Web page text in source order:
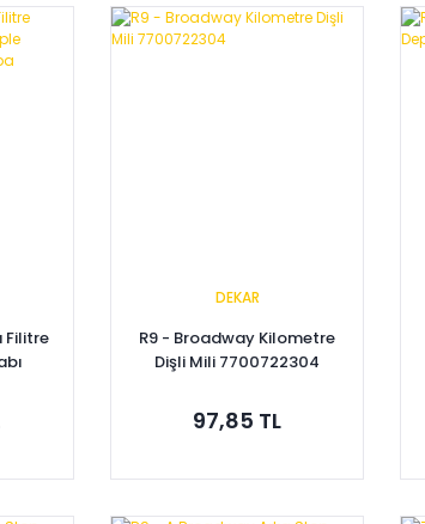
Filitre
Yerli
DEKAR
R9 - Broadway Kilometre
Dişli Mili 7700722304
97,85 TL